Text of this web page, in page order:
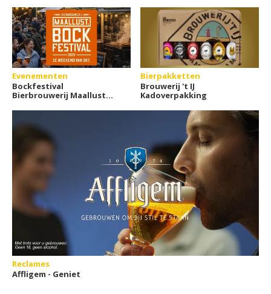
Evenementen
Bockfestival
Bierbrouwerij Maallust
Bierpakketten
Brouwerij 't IJ
Kadoverpakking
Reclames
Affligem - Geniet